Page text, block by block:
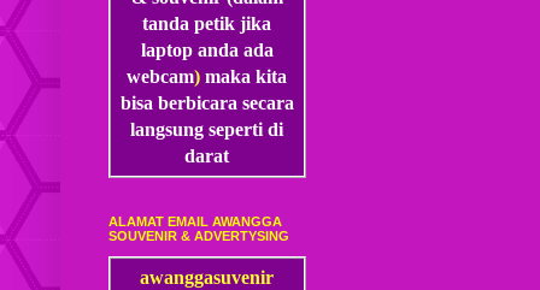
tanda petik jika
laptop anda ada
webcam)maka kita
bisa berbicara secara
langsung seperti di
darat
ALAMAT EMAIL AWANGGA
SOUVENIR & ADVERTYSING
awanggasuvenir